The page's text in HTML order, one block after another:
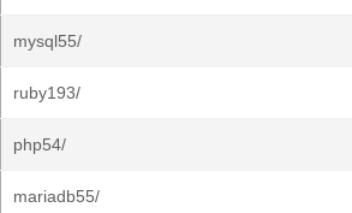
mysql55/
ruby193/
php54/
mariadb55/